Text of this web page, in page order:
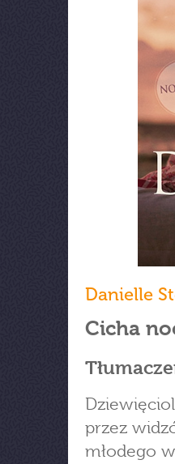
Danielle
Cicha
przez
młodego